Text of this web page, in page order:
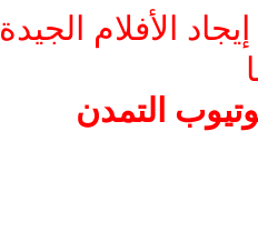
الأفلام الجيدة
التمدن